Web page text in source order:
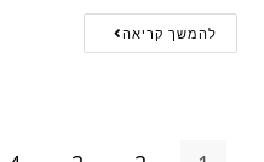
להמשך קריאה